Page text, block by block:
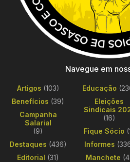
Navegue em
Artigos (103)
Benefícios (39)
Campanha
Salarial
(9)
Destaques (436)
Editorial (31)
Educação
Eleições
Sindicais
(16)
Fique Sócio
Informes
Manchete